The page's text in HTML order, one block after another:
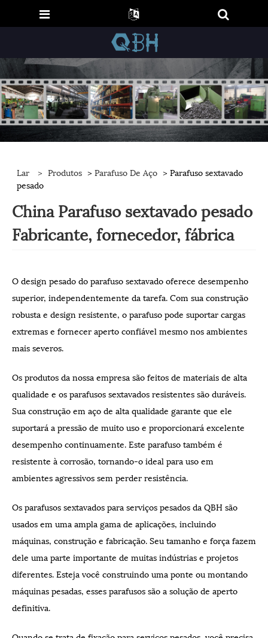
Lar > Produtos >Parafuso De Aço > Parafuso sextavado
pesado
China Parafuso sextavado pesado
Fabricante, fornecedor, fábrica
O design pesado do parafuso sextavado oferece desempenho
superior, independentemente da tarefa. Com sua construção
robusta e design resistente, o parafuso pode suportar cargas
extremas e fornecer aperto confiável mesmo nos ambientes
mais severos.
Os produtos da nossa empresa são feitos de materiais de alta
qualidade e os parafusos sextavados resistentes são duráveis.
Sua construção em aço de alta qualidade garante que ele
suportará a pressão de muito uso e proporcionará excelente
desempenho continuamente. Este parafuso também é
resistente à corrosão, tornando-o ideal para uso em
ambientes agressivos sem perder resistência.
Os parafusos sextavados para serviços pesados ​​da QBH são
usados ​​em uma ampla gama de aplicações, incluindo
máquinas, construção e fabricação. Seu tamanho e força fazem
dele uma parte importante de muitas indústrias e projetos
diferentes. Esteja você construindo uma ponte ou montando
máquinas pesadas, esses parafusos são a solução de aperto
definitiva.